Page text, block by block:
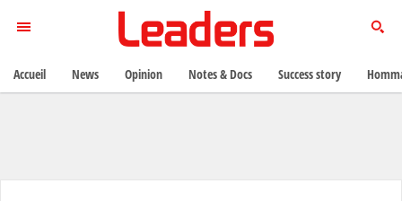
Accueil News Opinion Notes & Docs Success story